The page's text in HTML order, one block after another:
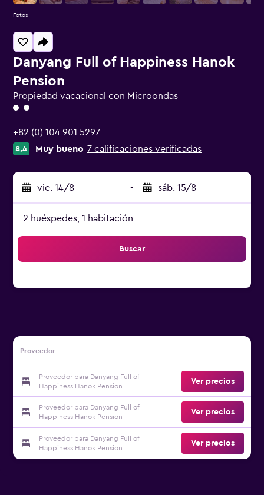
Danyang Full of Happiness Hanok
Pension
Propiedad vacacional con Microondas
Categoría 2
+82 (0) 104 901 5297
8,4 Muy bueno 7 calificaciones verificadas
vie. 14/8 - sáb. 15/8
2 huéspedes, 1 habitación
Buscar
Proveedor
Proveedor para Danyang Full of
Happiness Hanok Pension
Ver precios
Proveedor para Danyang Full of
Happiness Hanok Pension
Ver precios
Proveedor para Danyang Full of
Happiness Hanok Pension
Ver precios
Fotos